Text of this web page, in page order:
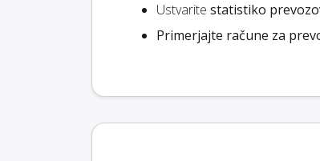
Ustvarite statistiko
Primerjajte račune za